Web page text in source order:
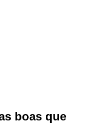
boas que